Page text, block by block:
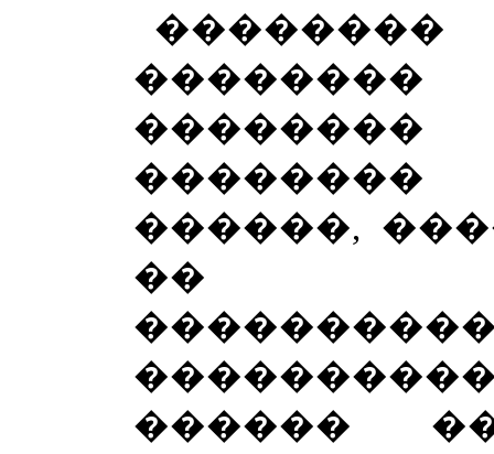
��������
������,
��
������